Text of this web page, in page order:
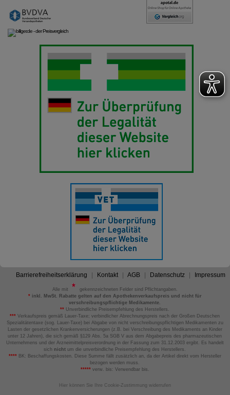
Barrierefreiheitserklärung Kontakt AGB Datenschutz Impressum
Alle mit
gekennzeichneten Felder sind Pflichtangaben.
*inkl. MwSt. Rabatte gelten auf den Apothekenverkaufspreis und nicht für
verschreibungspflichtige Medikamente.
** Unverbindliche Preisempfehlung des Herstellers.
*** Verkaufspreis gemäß Lauer-Taxe; verbindlicher Abrechnungspreis nach der Großen Deutschen
Spezialitätentaxe (sog. Lauer-Taxe) bei Abgabe von nicht verschreibungspflichtigen Medikamenten zu
Lasten der gesetzlichen Krankenversicherungen (z.B. bei Verschreibung des Medikaments an Kinder
unter 12 Jahren), die sich gemäß §129 Abs. 5a SGB V aus dem Abgabepreis des pharmazeutischen
Unternehmens und der Arzneimittelpreisverordnung in der Fassung zum 31.12.2003 ergibt. Es handelt
sich nicht um die unverbindliche Preisempfehlung des Herstellers.
****BK: Beschaffungskosten. Diese Summe fällt zusätzlich an, da der Artikel direkt vom Hersteller
bezogen werden muss.
*****verw. bis: Verwendbar bis.
Hier können Sie Ihre Cookie-Zustimmung widerrufen